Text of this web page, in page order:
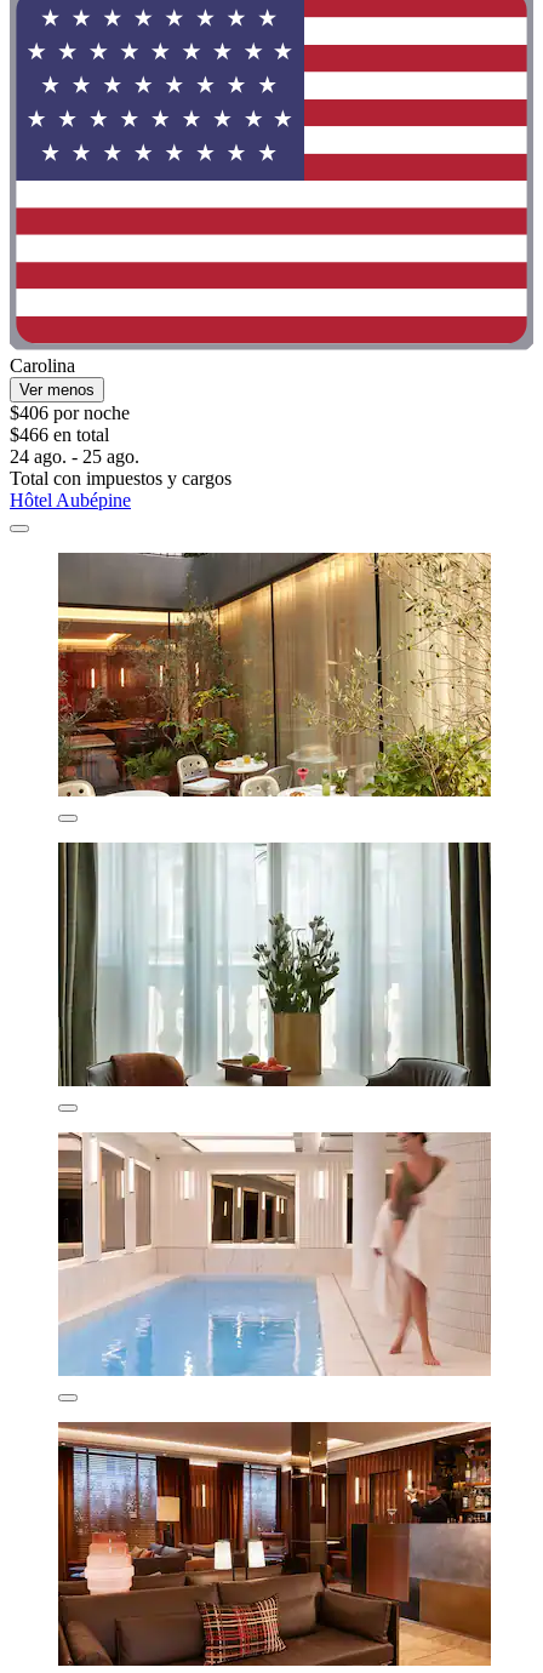
Carolina
Ver menos
$406 por noche
$466 en total
24 ago. - 25 ago.
Total con impuestos y cargos
Hôtel Aubépine